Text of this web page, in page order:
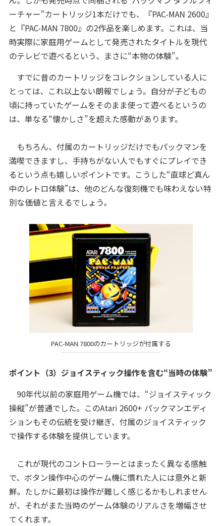
ーチャー”カートリッジ1本だけでも、『PAC-MAN 2600』
と『PAC-MAN 7800』の2作品を楽しめます。これは、当
時実際に家庭用ゲームとして発売されたタイトルを現代
のテレビで遊べるという、まさに“本物の体験”。
すでに昔のカートリッジをコレクションしている人に
とっては、これ以上ない朗報でしょう。自分が子どもの
頃に持っていたゲームをそのまま使って遊べるというの
は、単なる“懐かしさ”を超えた感動があります。
もちろん、付属のカートリッジだけでもパックマンを
満喫できますし、手持ちがない人でもすぐにプレイでき
るという点も嬉しいポイントです。こうした“直球ど真ん
中のレトロ体験”は、他のどんな復刻機でも味わえない特
別な価値と言えるでしょう。
PAC-MAN 7800のカートリッジが付属する
ポイント（3） ジョイスティック操作を含む“当時の体験”
90年代以前の家庭用ゲーム機では、“ジョイスティック
操縦”が普通でした。このAtari 2600+ パックマンエディ
ションもその伝統を受け継ぎ、付属のジョイスティック
で操作する体験を提供しています。
これが現代のコントローラーとはまったく異なる感触
で、ボタン操作中心のゲーム機に慣れた人には意外と新
鮮。たしかに最初は操作が難しく感じるかもしれません
が、それがまた当時のゲーム体験のリアルさを増幅させ
てくれます。